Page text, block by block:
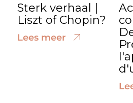
Sterk verhaal |
Liszt of Chopin?
Lees meer